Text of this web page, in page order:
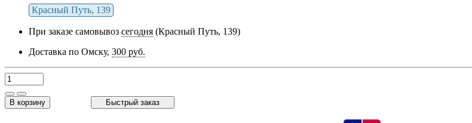
Красный Путь, 139
При заказе самовывоз сегодня (Красный Путь, 139)
Доставка по Омску, 300 руб.
В корзину Быстрый заказ